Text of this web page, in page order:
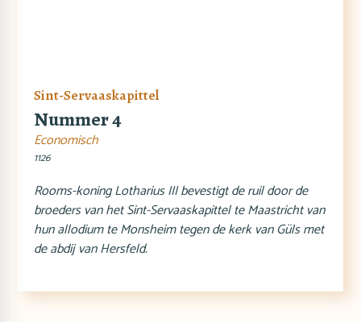
Sint-Servaaskapittel
Nummer 4
Economisch
1126
Rooms-koning Lotharius III bevestigt de ruil door de
broeders van het Sint-Servaaskapittel te Maastricht van
hun allodium te Monsheim tegen de kerk van Güls met
de abdij van Hersfeld.